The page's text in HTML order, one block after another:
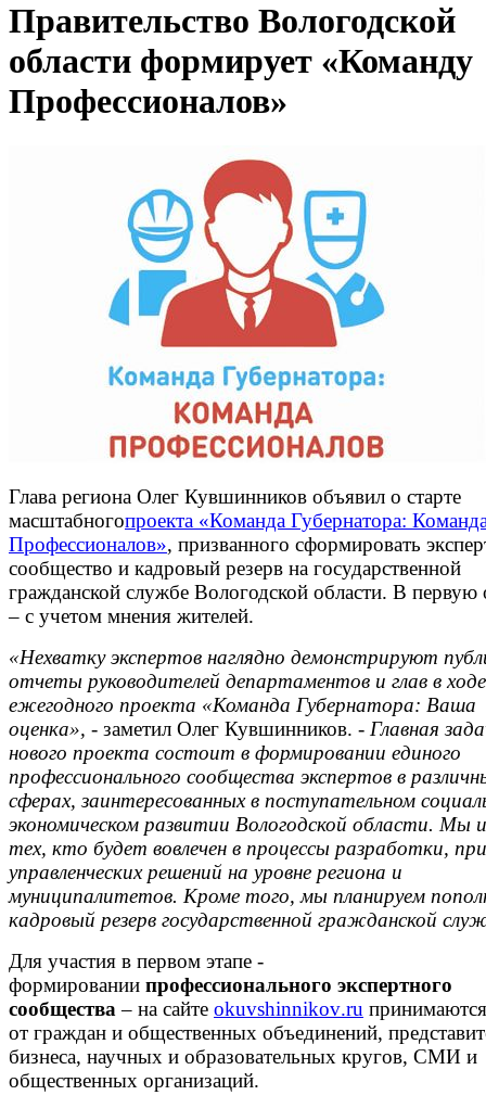
Правительство Вологодской
области формирует «Команду
Профессионалов»
Глава региона Олег Кувшинников объявил о старте
масштабногопроекта «Команда Губернатора:
Профессионалов», призванного сформировать
сообщество и кадровый резерв на государственной
гражданской службе Вологодской области. В первую
– с учетом мнения жителей.
«Нехватку экспертов наглядно демонстрируют
отчеты руководителей департаментов и глав в ходе
ежегодного проекта «Команда Губернатора: Ваша
оценка», - заметил Олег Кувшинников. - Главная
нового проекта состоит в формировании единого
профессионального сообщества экспертов в
сферах, заинтересованных в поступательном
экономическом развитии Вологодской области. Мы
тех, кто будет вовлечен в процессы разработки,
управленческих решений на уровне региона и
муниципалитетов. Кроме того, мы планируем
кадровый резерв государственной гражданской
Для участия в первом этапе -
формировании профессионального экспертного
сообщества – на сайте okuvshinnikov.ru
от граждан и общественных объединений,
бизнеса, научных и образовательных кругов, СМИ и
общественных организаций.